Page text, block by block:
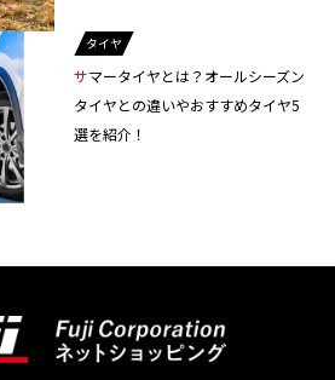
タイヤ
サマータイヤとは？オールシーズン
タイヤとの違いやおすすめタイヤ5
選を紹介！